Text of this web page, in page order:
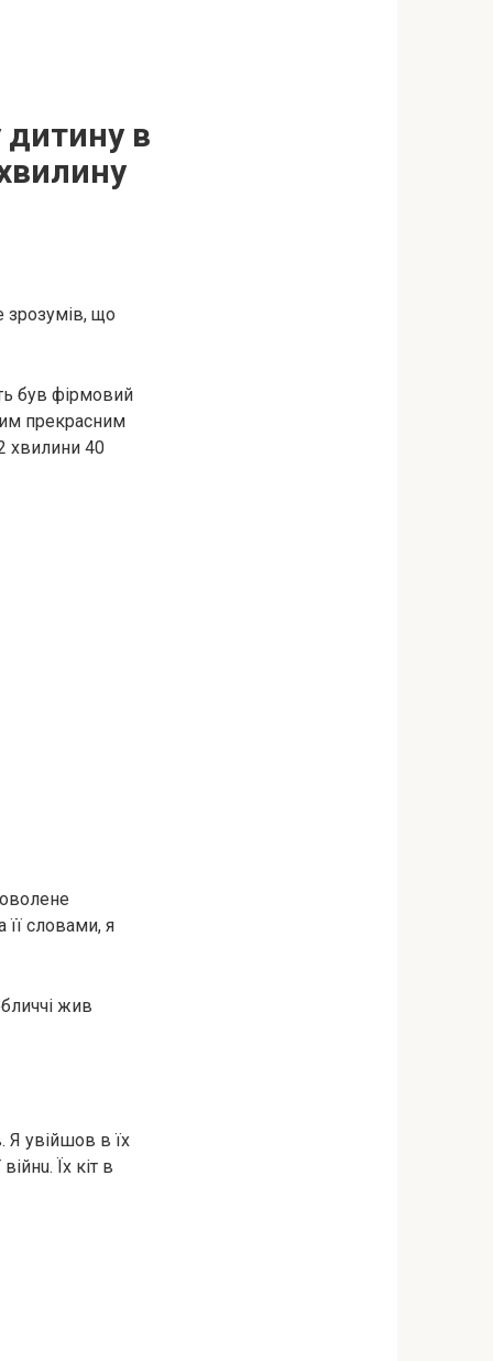
дитину в
зрозумів, що
був фірмовий
прекрасним
хвилини 40
її словами, я
жив
Я увійшов в їх
Їх кіт в